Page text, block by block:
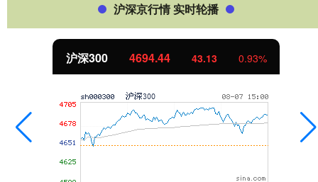
沪深京行情 实时轮播
沪深300 4694.44 43.13 0.93%